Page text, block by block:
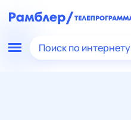
Поиск по интернету